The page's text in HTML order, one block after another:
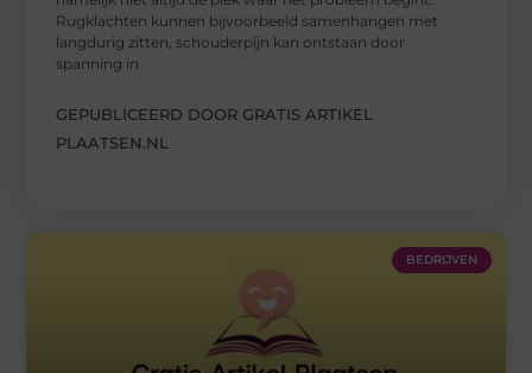
Rugklachten kunnen bijvoorbeeld samenhangen met
langdurig zitten, schouderpijn kan ontstaan door
spanning in
GEPUBLICEERD DOOR GRATIS ARTIKEL
PLAATSEN.NL
BEDRIJVEN